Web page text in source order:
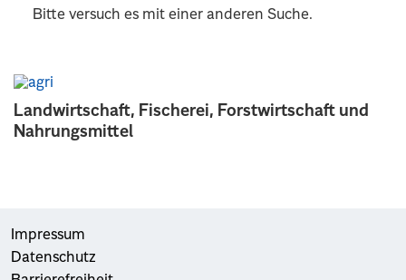
Landwirtschaft, Fischerei, Forstwirtschaft und
Nahrungsmittel
Bitte versuch es mit einer anderen Suche.
Impressum
Datenschutz